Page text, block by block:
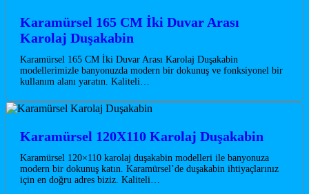
Karamürsel 165 CM İki Duvar Arası
Karolaj Duşakabin
Karamürsel 165 CM İki Duvar Arası Karolaj Duşakabin
modellerimizle banyonuzda modern bir dokunuş ve fonksiyonel bir
kullanım alanı yaratın. Kaliteli…
Karamürsel 120X110 Karolaj Duşakabin
Karamürsel 120×110 karolaj duşakabin modelleri ile banyonuza
modern bir dokunuş katın. Karamürsel’de duşakabin ihtiyaçlarınız
için en doğru adres biziz. Kaliteli…